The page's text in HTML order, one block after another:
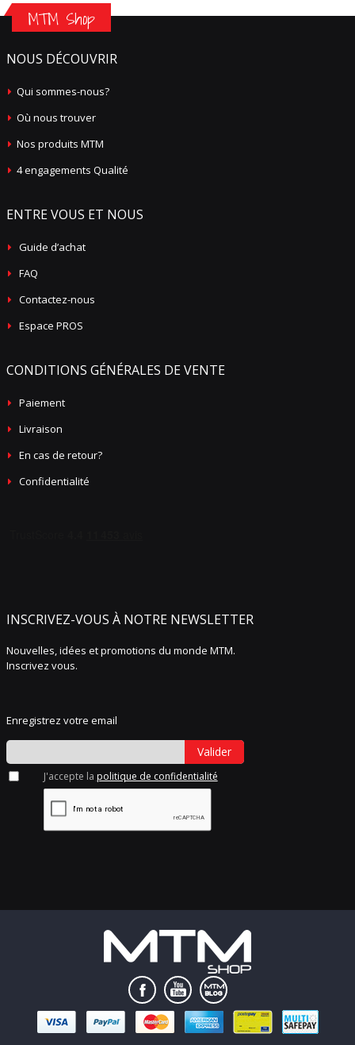
MTM Shop
NOUS DÉCOUVRIR
Qui sommes-nous?
Où nous trouver
Nos produits MTM
4 engagements Qualité
ENTRE VOUS ET NOUS
Guide d’achat
FAQ
Contactez-nous
Espace PROS
CONDITIONS GÉNÉRALES DE VENTE
Paiement
Livraison
En cas de retour?
Confidentialité
INSCRIVEZ-VOUS À NOTRE NEWSLETTER
Nouvelles, idées et promotions du monde MTM.
Inscrivez vous.
Enregistrez votre email
Valider
J'accepte la politique de confidentialité